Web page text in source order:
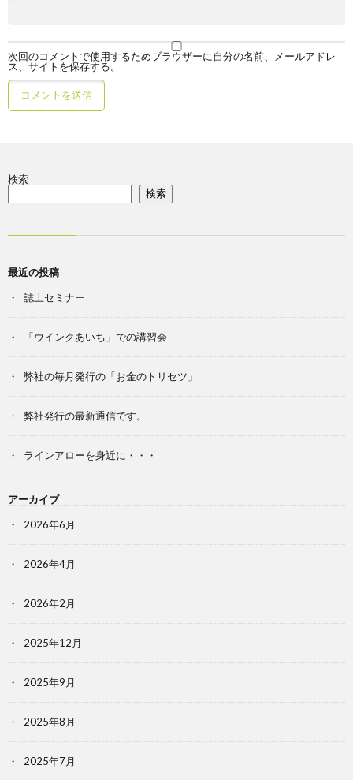
次回のコメントで使用するためブラウザーに自分の名前、メールアドレ
ス、サイトを保存する。
検索
検索
最近の投稿
誌上セミナー
「ウインクあいち」での講習会
弊社の毎月発行の「お金のトリセツ」
弊社発行の最新通信です。
ラインアローを身近に・・・
アーカイブ
2026年6月
2026年4月
2026年2月
2025年12月
2025年9月
2025年8月
2025年7月